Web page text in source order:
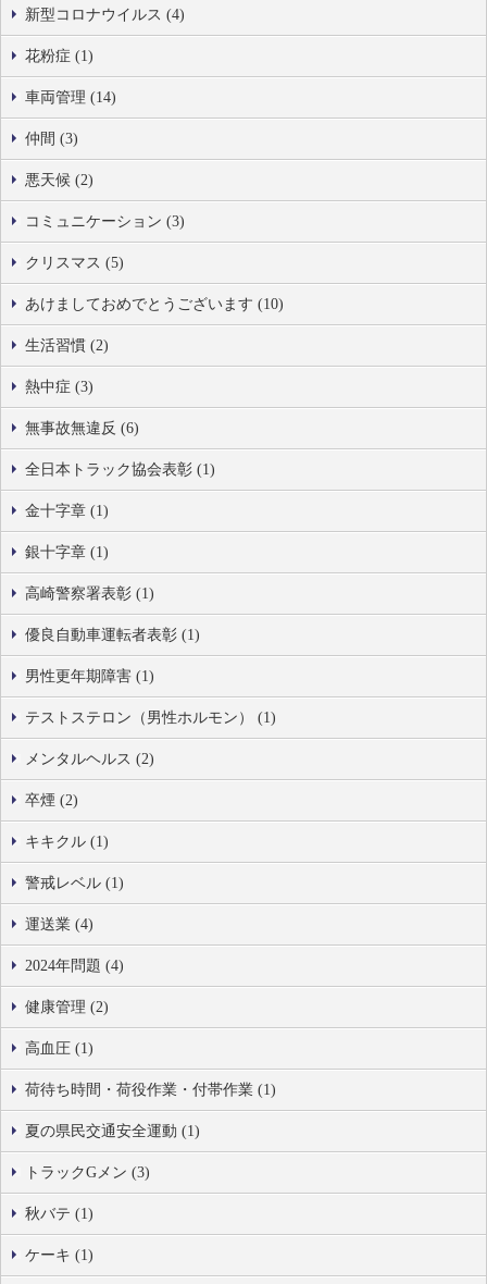
新型コロナウイルス (4)
花粉症 (1)
車両管理 (14)
仲間 (3)
悪天候 (2)
コミュニケーション (3)
クリスマス (5)
あけましておめでとうございます (10)
生活習慣 (2)
熱中症 (3)
無事故無違反 (6)
全日本トラック協会表彰 (1)
金十字章 (1)
銀十字章 (1)
高崎警察署表彰 (1)
優良自動車運転者表彰 (1)
男性更年期障害 (1)
テストステロン（男性ホルモン） (1)
メンタルヘルス (2)
卒煙 (2)
キキクル (1)
警戒レベル (1)
運送業 (4)
2024年問題 (4)
健康管理 (2)
高血圧 (1)
荷待ち時間・荷役作業・付帯作業 (1)
夏の県民交通安全運動 (1)
トラックGメン (3)
秋バテ (1)
ケーキ (1)